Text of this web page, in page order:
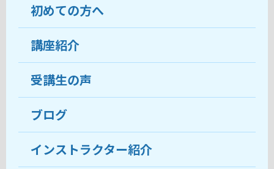
教室について
受講生の声
おすすめ・人気の講座
目的から講座を探す
教室ブログ
初めての方へ
ココがおすすめ
料金
受講までの流れ
よくあるご質問
講座紹介
受講生の声
ブログ
インストラクター紹介